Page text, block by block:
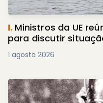
I. Ministros da UE
para discutir
1 agosto 2026